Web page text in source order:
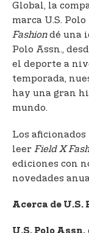
Global, la
marca U.S. Polo
Fashiondé una
Polo Assn.,
el deporte a
temporada,
hay una gran
mundo.
Los
leer Field X
ediciones con
novedades
Acerca de U.S.